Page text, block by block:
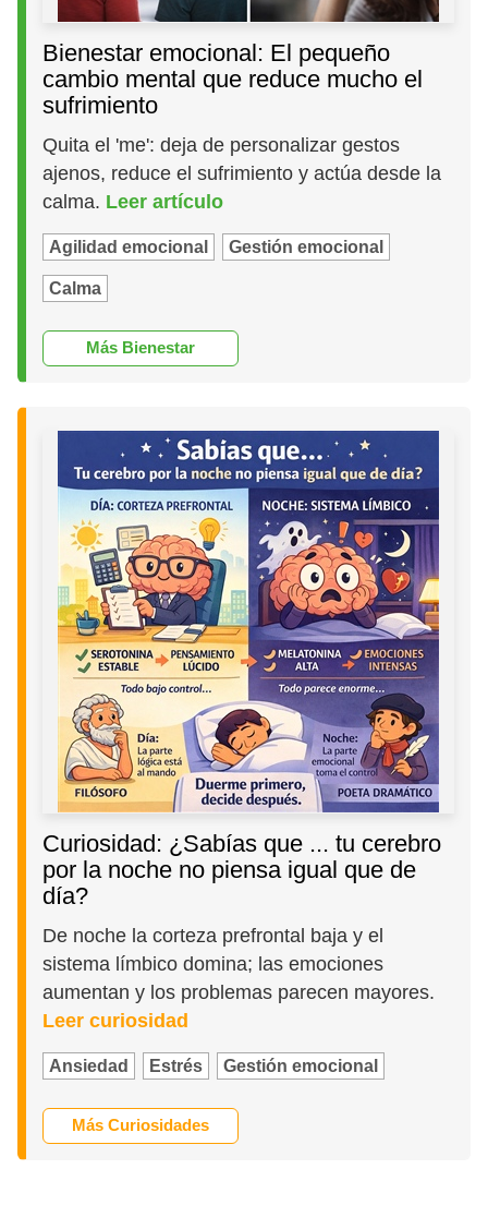
Bienestar emocional: El pequeño
cambio mental que reduce mucho el
sufrimiento
Quita el 'me': deja de personalizar gestos
ajenos, reduce el sufrimiento y actúa desde la
calma. Leer artículo
Agilidad emocional Gestión emocional
Calma
Más Bienestar
Curiosidad: ¿Sabías que ... tu cerebro
por la noche no piensa igual que de
día?
De noche la corteza prefrontal baja y el
sistema límbico domina; las emociones
aumentan y los problemas parecen mayores.
Leer curiosidad
Ansiedad Estrés Gestión emocional
Más Curiosidades